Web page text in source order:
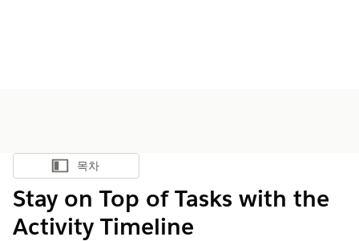
목차 표시
목차
Stay on Top of Tasks with the
Activity Timeline